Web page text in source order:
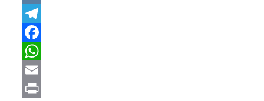
VK
Telegram
Facebook
WhatsApp
Email